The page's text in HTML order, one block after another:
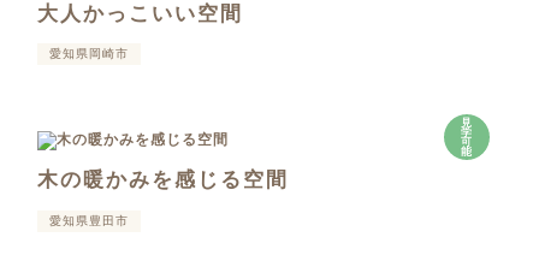
大人かっこいい空間
愛知県岡崎市
見
学
可
能
木の暖かみを感じる空間
愛知県豊田市